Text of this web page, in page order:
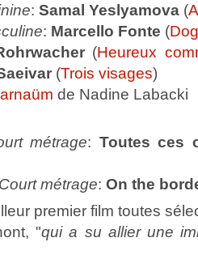
: Samal Yeslyamova (
: Marcello Fonte (
(Heureux
(Trois visages)
de Nadine Labacki
métrage: Toutes ces
métrage: On the
premier film toutes
"qui a su allier une